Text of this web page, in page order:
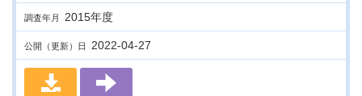
調査年月 2015年度
公開（更新）日 2022-04-27